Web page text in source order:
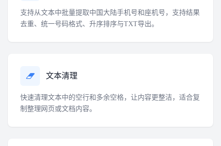
支持从文本中批量提取中国大陆手机号和座机号，支持结果
去重、统一号码格式、升序排序与TXT导出。
文本清理
快速清理文本中的空行和多余空格，让内容更整洁，适合复
制整理网页或文档内容。